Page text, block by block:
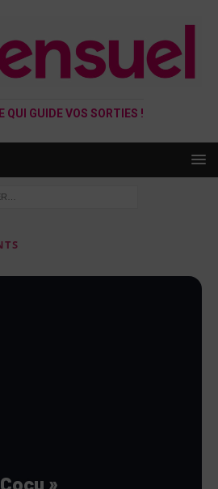
QUI GUIDE VOS SORTIES !
»